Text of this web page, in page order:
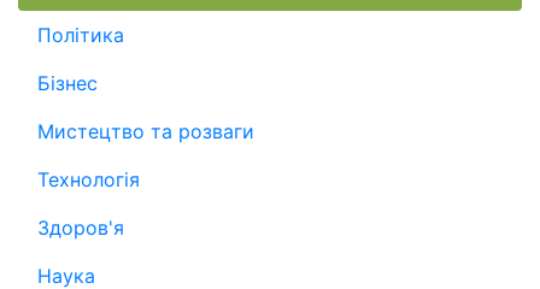
Політика
Бізнес
Мистецтво та розваги
Технологія
Здоров'я
Наука